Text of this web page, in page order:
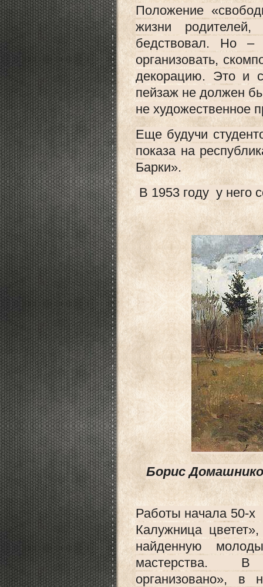
Положение
жизни родителей,
бедствовал. Но
организовать,
декорацию. Это и
пейзаж не должен
не художественное
Еще будучи
показа на
Барки».
В 1953 году у него
Борис
Работы начала 50-
Калужница
найденную
мастерства. В
организовано», в